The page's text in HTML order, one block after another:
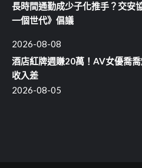
長時間通勤成少子化推手？交安
一個世代》倡議
2026-08-08
酒店紅牌週賺20萬！AV女優喬
收入差
2026-08-05